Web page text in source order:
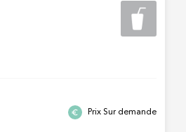
Prix Sur demande